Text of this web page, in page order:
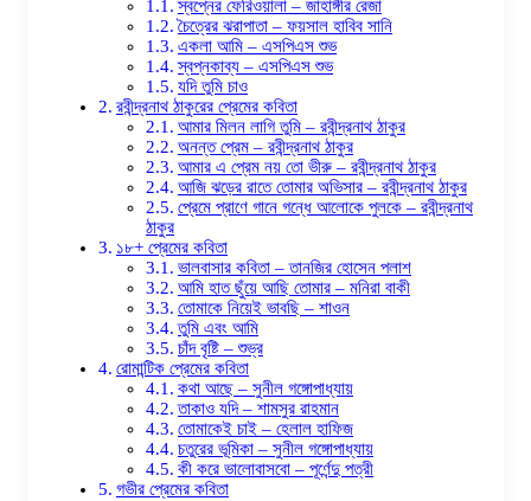
স্বপ্নের ফেরিওয়ালা – জাহাঙ্গীর রেজা
চৈত্রের ঝরাপাতা – ফয়সাল হাবিব সানি
একলা আমি – এসপিএস শুভ
স্বপ্নকাব্য – এসপিএস শুভ
যদি তুমি চাও
রবীন্দ্রনাথ ঠাকুরের প্রেমের কবিতা
আমার মিলন লাগি তুমি – রবীন্দ্রনাথ ঠাকুর
অনন্ত প্রেম – রবীন্দ্রনাথ ঠাকুর
আমার এ প্রেম নয় তো ভীরু – রবীন্দ্রনাথ ঠাকুর
আজি ঝড়ের রাতে তোমার অভিসার – রবীন্দ্রনাথ ঠাকুর
প্রেমে প্রাণে গানে গন্ধে আলোকে পুলকে – রবীন্দ্রনাথ
ঠাকুর
১৮+ প্রেমের কবিতা
ভালবাসার কবিতা – তানজির হোসেন পলাশ
আমি হাত ছুঁয়ে আছি তোমার – মনিরা বাকী
তোমাকে নিয়েই ভাবছি – শাওন
তুমি এবং আমি
চাঁদ বৃষ্টি – শুভ্র
রোমান্টিক প্রেমের কবিতা
কথা আছে – সুনীল গঙ্গোপাধ্যায়
তাকাও যদি – শামসুর রাহমান
তোমাকেই চাই – হেলাল হাফিজ
চতুরের ভূমিকা – সুনীল গঙ্গোপাধ্যায়
কী করে ভালোবাসবো – পূর্ণেন্দু পত্রী
গভীর প্রেমের কবিতা